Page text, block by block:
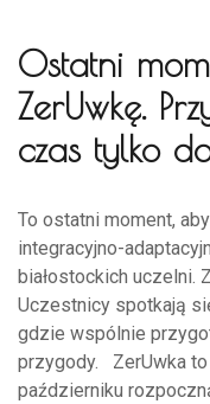
Ostatni
ZerUwkę.
czas tylko
To ostatni moment,
integracyjno-
białostockich uczelni.
Uczestnicy spotkają
gdzie wspólnie
przygody. ZerUwka
październiku